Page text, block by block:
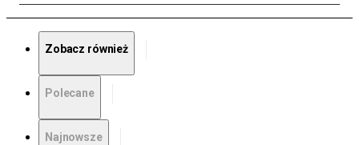
Zobacz również
Polecane
Najnowsze